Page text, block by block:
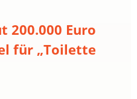
200.000 Euro
für „Toilette